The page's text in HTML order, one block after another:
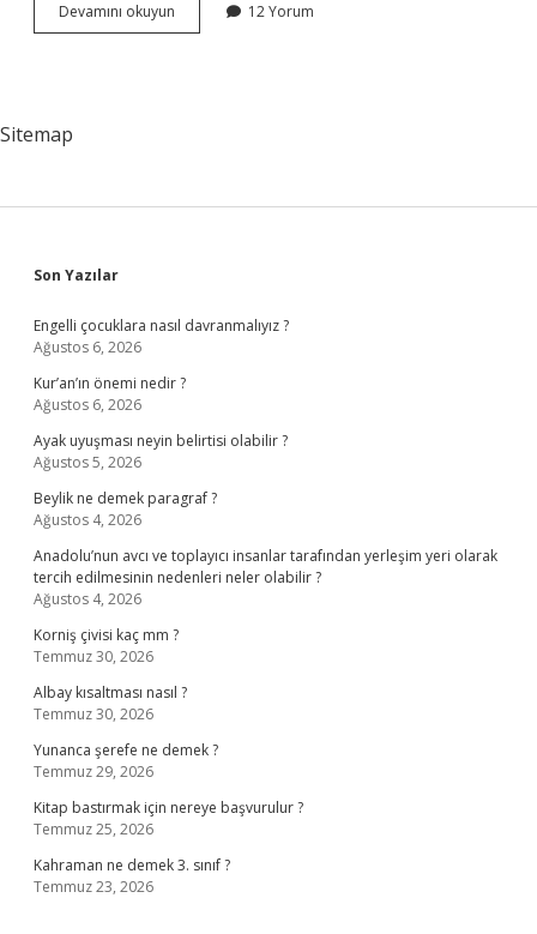
Devamını okuyun
Iyi
12 Yorum
Sitemap
Sidebar
Son Yazılar
Engelli çocuklara nasıl davranmalıyız ?
Ağustos 6, 2026
Kur’an’ın önemi nedir ?
Ağustos 6, 2026
Ayak uyuşması neyin belirtisi olabilir ?
Ağustos 5, 2026
Beylik ne demek paragraf ?
Ağustos 4, 2026
Anadolu’nun avcı ve toplayıcı insanlar tarafından yerleşim yeri olarak
tercih edilmesinin nedenleri neler olabilir ?
Ağustos 4, 2026
Korniş çivisi kaç mm ?
Temmuz 30, 2026
Albay kısaltması nasıl ?
Temmuz 30, 2026
Yunanca şerefe ne demek ?
Temmuz 29, 2026
Kitap bastırmak için nereye başvurulur ?
Temmuz 25, 2026
Kahraman ne demek 3. sınıf ?
Temmuz 23, 2026